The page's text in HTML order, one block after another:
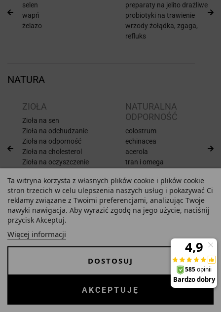
selen
wapń
żelazo
preparaty na jelito drażliwe
probiotyki na trawienie
wrzody żołądka, zgaga,
refluks
NATURA
ZIOŁA
Zioła na sen
Zioła na odchudzanie
Zioła na odporność
Zioła na cholesterol
Zioła na oczyszczenie
NATURALNA
ODPORNOŚĆ
colostrum
echinacea
acerola
tran i omega
pszczele
NACZELNA RADZI
Ta witryna korzysta z własnych plików cookie i plików cookie
stron trzecich w celu ulepszenia naszych usług i pokazywać Ci
reklamy związane z Twoimi preferencjami, analizując Twoje
nawyki nawigacja. Aby wyrazić zgodę na jego użycie, naciśnij
przycisk Akceptuj.
Więcej informacji
DOSTOSUJ
AKCEPTUJĘ